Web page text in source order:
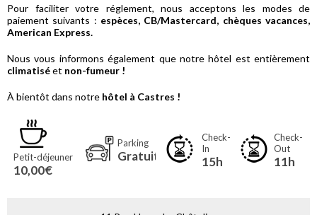
Pour faciliter votre réglement, nous acceptons les modes de
paiement suivants : espèces, CB/Mastercard, chèques vacances,
American Express.
Nous vous informons également que notre hôtel est entièrement
climatiséet non-fumeur !
À bientôt dans notre hôtel à Castres !
Petit-déjeuner
10,00€
Parking
Gratuit
Check-
In
15h
Check-
Out
11h